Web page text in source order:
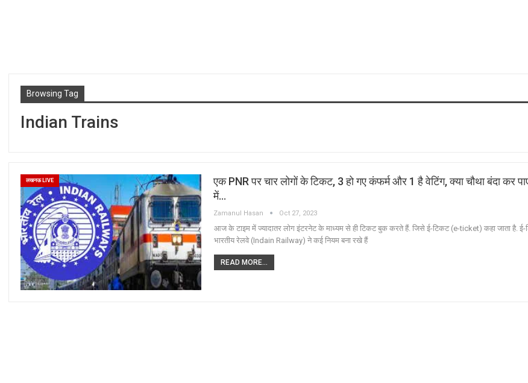
Browsing Tag
Indian Trains
लखनऊ LIVE
एक PNR पर चार लोगों के टिकट, 3 हो गए कंफर्म और 1 है वेटिंग, क्‍या चौथा बंदा कर
में…
Zamanul Hasan Oct 27, 2023
आज के टाइम में ज्यादातर लोग इंटरनेट के माध्यम से ही टिकट बुक करते हैं. जिसे ई-टिकट (e-ticket) कहा जाता है.
भारतीय रेलवे (Indain Railway) ने कई नियम बना रखे हैं
READ MORE...